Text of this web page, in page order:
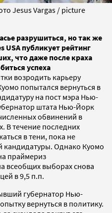
Jesus Vargas / picture
разрушиться, но так же
USA публикует рейтинг
что даже после краха
успеха
возродить карьеру
попытался вернуться в
на пост мэра Нью-
штата Нью-Йорк
обвинений в
В течение последних
в тени, пока не
Однако Куомо
праймериз
всеобщих выборах снова
в 9,5 п.п.
губернатор Нью-
вернуться в политику.